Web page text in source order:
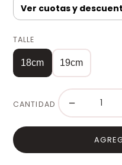
Ver cuotas y
TALLE
18cm 19cm
CANTIDAD −